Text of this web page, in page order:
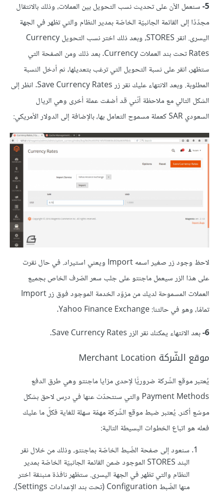
5- سنعمل الآن على تحديث نسب التحويل بين العملات، وذلك بالانتقال
مجدّدًا إلى القائمة الجانبيّة الخاصّة بمدير النظام والتي تظهر في الجهة
اليسرى. انقر STORES، وبعد ذلك اختر نسب التحويل Currency
Rates تحت بند العملات Currency. بعد ذلك ومن الصفحة التي
ستظهر، انقر على نسبة التحويل التي ترغب بتعديلها، ثم أدخل النسبة
المطلوبة. وبعد الانتهاء عليك نقر زر Save Currency Rates. انظر إلى
الشكل التالي مع ملاحظة أنّني قد أضفت عملة أخرى وهي الريال
السعودي SAR كعملة مسموح التعامل بها، بالإضافة إلى الدولار الأمريكي:
لاحظ وجود زر صغير اسمه Import ويعني استيراد. في حال نقرت
على هذا الزر سيعمل ماجنتو على جلب سعر الصّرف الخاص بجميع
العملات المسموحة لديك من مزوّد الخدمة الموجود فوق زر Import
تمامًا، وهو في حالتنا: Yahoo Finance Exchange.
6- بعد الانتهاء يمكنك نقر الزر Save Currency Rates.
موقع الشّركة Merchant Location
يُعتبر موقع الشّركة ضروريًّا لإحدى مزايا ماجنتو وهي طرق الدفع
Payment Methods والتي سنتحدّث عنها في درس لاحق بشكل
موسّع أكثر. يُعتبر ضبط موقع الشّركة مهمّة سهلة للغاية فكلّ ما عليك
فعله هو اتباع الخطوات البسيطة التالية:
سنعود إلى صفحة الضّبط الخاصّة بماجنتو، وذلك من خلال نقر
البند STORES الموجود ضمن القائمة الجانبيّة الخاصّة بمدير
النظام والتي تظهر في الجهة اليسرى. ستظهر نافذة منبثقة اختر
منها الضّبط Configuration (تحت بند الإعدادات Settings).